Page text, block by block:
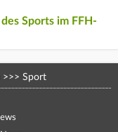
Sports im FFH-
>>> Sport